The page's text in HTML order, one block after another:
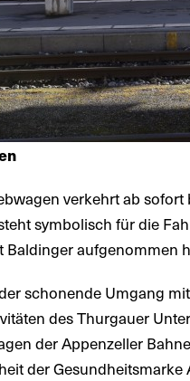
verkehrt ab
symbolisch für die
Baldinger aufgenommen
schonende Umgang
des Thurgauer
der Appenzeller
der Gesundheitsmarke